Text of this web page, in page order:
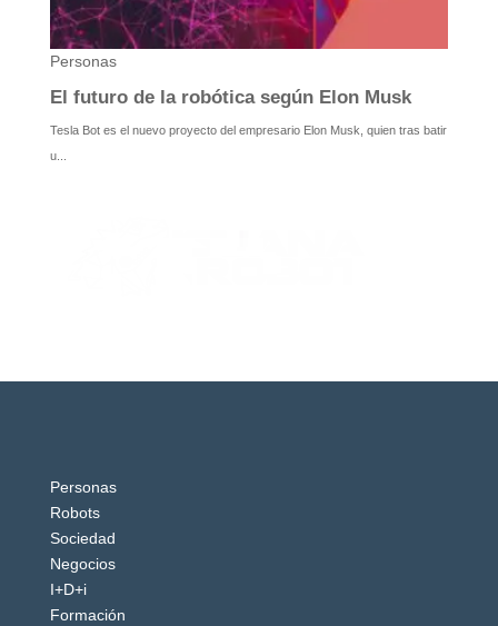
Personas
Robots
Sociedad
Negocios
I+D+i
Formación